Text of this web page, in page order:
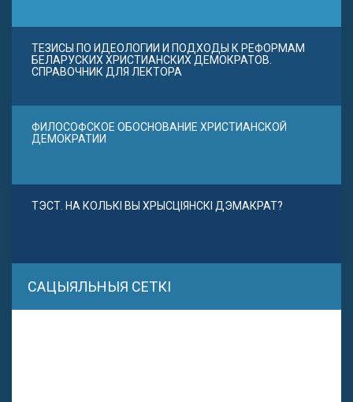
ТЕЗИСЫ ПО ИДЕОЛОГИИ И ПОДХОДЫ К РЕФОРМАМ
БЕЛАРУСКИХ ХРИСТИАНСКИХ ДЕМОКРАТОВ.
СПРАВОЧНИК ДЛЯ ЛЕКТОРА
ФИЛОСОФСКОЕ ОБОСНОВАНИЕ ХРИСТИАНСКОЙ
ДЕМОКРАТИИ
ТЭСТ. НА КОЛЬКІ ВЫ ХРЫСЦІЯНСКІ ДЭМАКРАТ?
САЦЫЯЛЬНЫЯ СЕТКІ